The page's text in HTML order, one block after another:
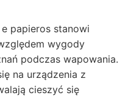
papieros stanowi
wygody
podczas wapowania.
na urządzenia z
cieszyć się